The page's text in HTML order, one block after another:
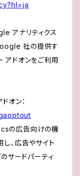
アナリティクス
社の提供す
アドオンをご利用
オン：
の広告向けの機
、広告やサイト
ードパーティ